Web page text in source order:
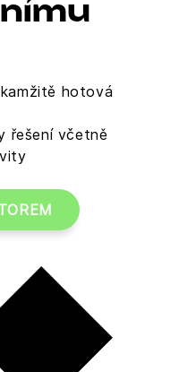
hotová
řešení včetně